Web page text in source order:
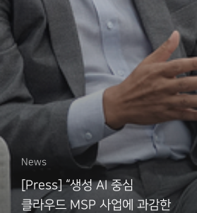
News
[Press] “생성 AI 중심
클라우드 MSP 사업에 과감한